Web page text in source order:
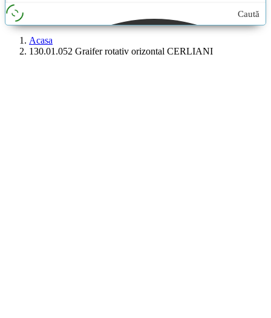
Caută
Acasa
130.01.052 Graifer rotativ orizontal CERLIANI